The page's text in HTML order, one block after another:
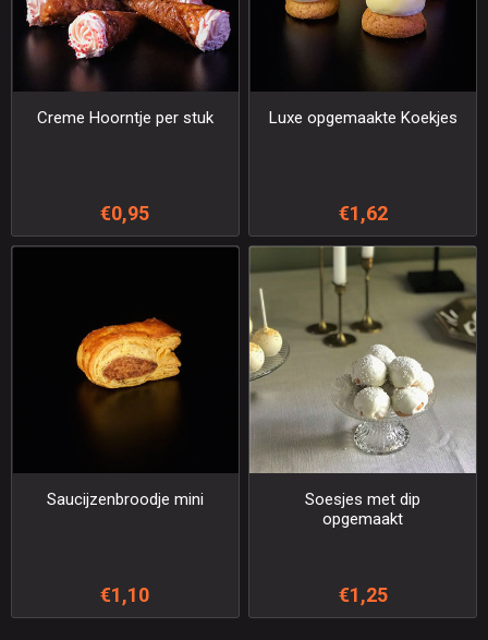
Creme Hoorntje per stuk
€0,95
Luxe opgemaakte Koekjes
€1,62
Saucijzenbroodje mini
€1,10
Soesjes met dip
opgemaakt
€1,25